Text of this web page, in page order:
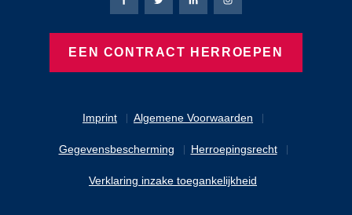
Imprint Algemene Voorwaarden
Gegevensbescherming Herroepingsrecht
Verklaring inzake toegankelijkheid
Bierbaum-Proenen Facebook-pagina
Bierbaum-Proenen X-pagina
Bierbaum-Proenen
Bierbaum-Proenen
EEN CONTRACT HERROEPEN